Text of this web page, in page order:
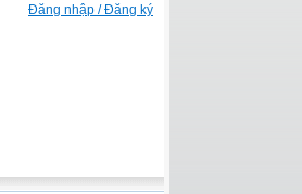
Đăng nhập / Đăng ký